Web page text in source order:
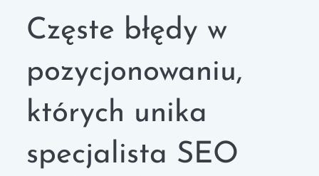
Częste błędy w
pozycjonowaniu,
których unika
specjalista SEO